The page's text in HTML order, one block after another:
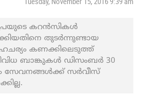
രൂപയുടെ കറൻസികൾ
തുടർന്നുണ്ടായ
കണക്കിലെടുത്ത്
ബാങ്കുകൾ ഡിസംബര്‍ 30
സേവനങ്ങള്‍ക്ക് സര്‍വീസ്